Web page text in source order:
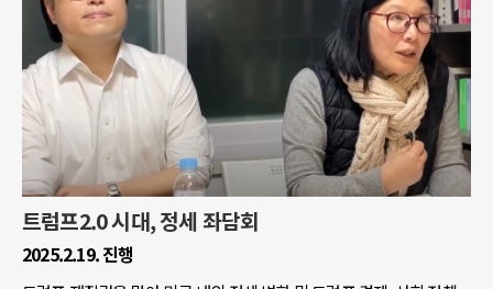
트럼프2.0 시대, 정세 좌담회
2025.2.19. 진행